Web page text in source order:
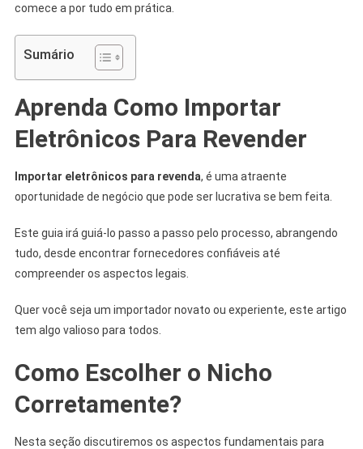
comece a por tudo em prática.
Sumário
Aprenda Como Importar
Eletrônicos Para Revender
Importar eletrônicos para revenda, é uma atraente
oportunidade de negócio que pode ser lucrativa se bem feita.
Este guia irá guiá-lo passo a passo pelo processo, abrangendo
tudo, desde encontrar fornecedores confiáveis ​​até
compreender os aspectos legais.
Quer você seja um importador novato ou experiente, este artigo
tem algo valioso para todos.
Como Escolher o Nicho
Corretamente?
Nesta seção discutiremos os aspectos fundamentais para